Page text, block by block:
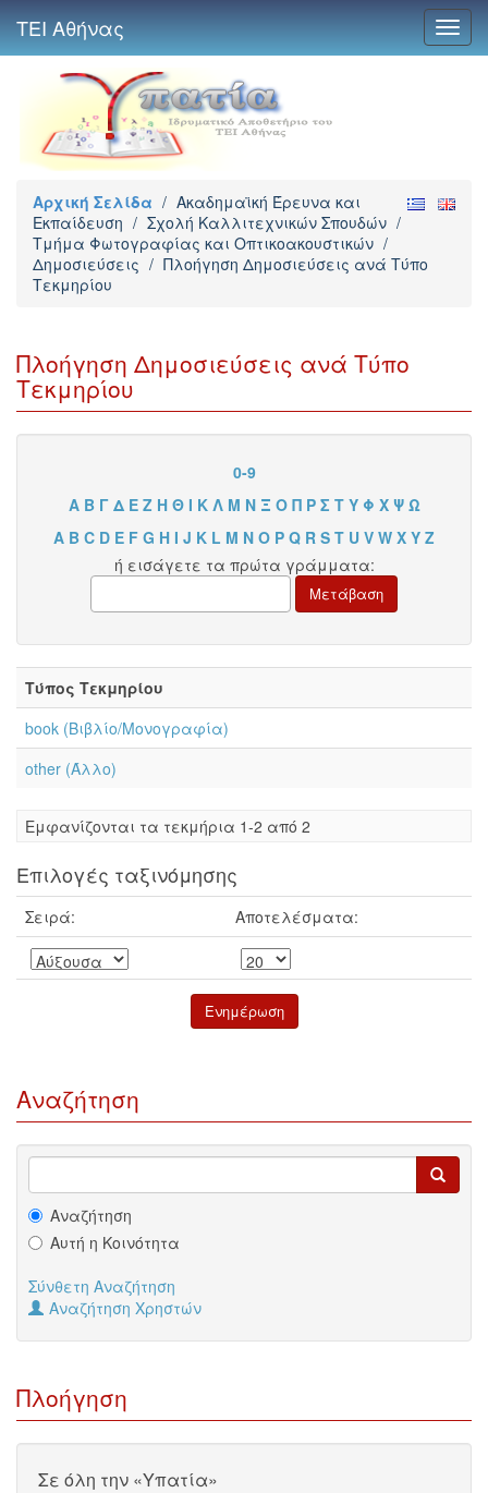
ΤΕΙ Αθήνας
Αρχική Σελίδα / Ακαδημαϊκή Έρευνα και
Εκπαίδευση / Σχολή Καλλιτεχνικών Σπουδών /
Τμήμα Φωτογραφίας και Οπτικοακουστικών /
Δημοσιεύσεις / Πλοήγηση Δημοσιεύσεις ανά Τύπο
Τεκμηρίου
Πλοήγηση Δημοσιεύσεις ανά Τύπο
Τεκμηρίου
0-9
Α Β Γ Δ Ε Ζ Η Θ Ι Κ Λ Μ Ν Ξ Ο Π Ρ Σ Τ Υ Φ Χ Ψ Ω
A B C D E F G H I J K L M N O P Q R S T U V W X Y Z
ή εισάγετε τα πρώτα γράμματα:
Τύπος Τεκμηρίου
book (Βιβλίο/Μονογραφία)
other (Άλλο)
Eμφανίζονται τα τεκμήρια 1-2 από 2
Επιλογές ταξινόμησης
Σειρά: Αποτελέσματα:
Αναζήτηση
Αναζήτηση
Αυτή η Κοινότητα
Σύνθετη Αναζήτηση
Αναζήτηση Χρηστών
Πλοήγηση
Σε όλη την «Υπατία»